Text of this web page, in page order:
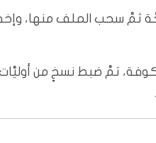
سحب الملف منها،
تمَّ ضبط نسخٍ من